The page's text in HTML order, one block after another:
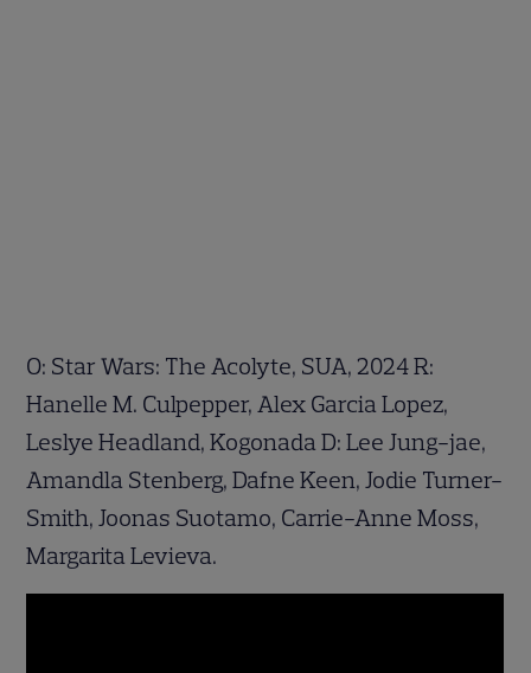
O: Star Wars: The Acolyte, SUA, 2024 R:
Hanelle M. Culpepper, Alex Garcia Lopez,
Leslye Headland, Kogonada D: Lee Jung-jae,
Amandla Stenberg, Dafne Keen, Jodie Turner-
Smith, Joonas Suotamo, Carrie-Anne Moss,
Margarita Levieva.